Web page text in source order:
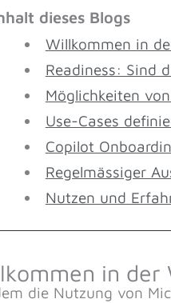
dieses Blogs
Willkommen in
Readiness: Sind
Möglichkeiten
Use-Cases
Copilot
Regelmässiger
Nutzen und
in der
die Nutzung von